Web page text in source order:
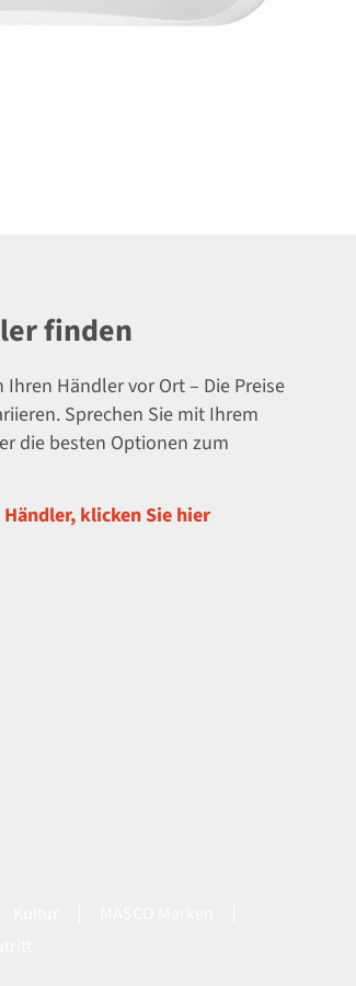
finden
Ihren Händler vor Ort – Die Preise
Sprechen Sie mit Ihrem
die besten Optionen zum
klicken Sie hier